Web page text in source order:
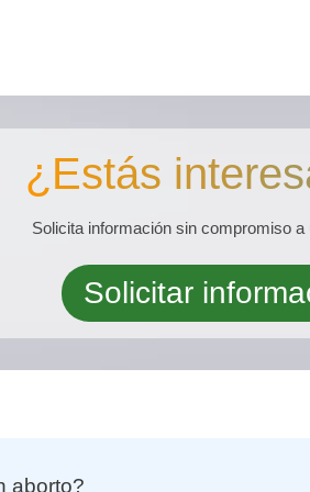
¿Estás
Solicita información sin compromiso a
Solicitar
aborto?